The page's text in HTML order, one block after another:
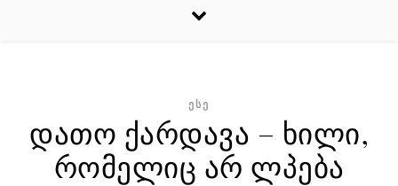
ᲔᲡᲔ
დათო ქარდავა – ხილი,
რომელიც არ ლპება